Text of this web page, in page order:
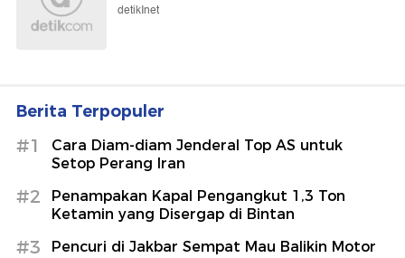
detikInet
Berita Terpopuler
#1
Cara Diam-diam Jenderal Top AS untuk
Setop Perang Iran
#2
Penampakan Kapal Pengangkut 1,3 Ton
Ketamin yang Disergap di Bintan
#3
Pencuri di Jakbar Sempat Mau Balikin Motor